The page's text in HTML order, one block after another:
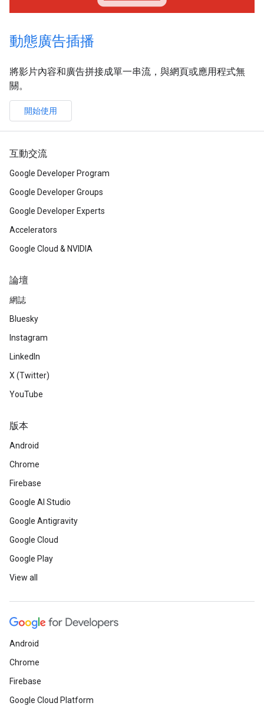
動態廣告插播
將影片內容和廣告拼接成單一串流，與網頁或應用程式無
關。
開始使用
互動交流
Google Developer Program
Google Developer Groups
Google Developer Experts
Accelerators
Google Cloud & NVIDIA
論壇
網誌
Bluesky
Instagram
LinkedIn
X (Twitter)
YouTube
版本
Android
Chrome
Firebase
Google AI Studio
Google Antigravity
Google Cloud
Google Play
View all
Android
Chrome
Firebase
Google Cloud Platform